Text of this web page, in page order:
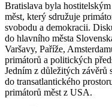
Bratislava byla
měst, který sdružuje
svobodu a demokracii.
do hlavního města
Varšavy, Paříže,
primátorů a politických
Jedním z důležitých závěrů
do transatlantického
primátorů měst z USA.